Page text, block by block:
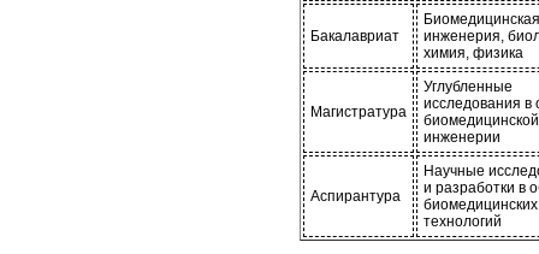
Бакалавриат
Биомедицинская
инженерия,
химия, физика
Магистратура
Углубленные
исследования в
биомедицинской
инженерии
Аспирантура
Научные
и разработки в
биомедицинских
технологий